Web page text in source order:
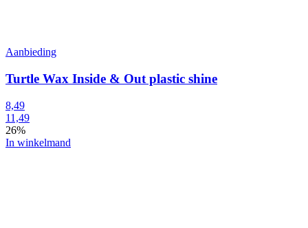
Aanbieding
Turtle Wax Inside & Out plastic shine
8,49
11,49
26%
In winkelmand